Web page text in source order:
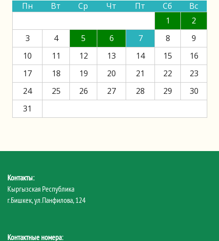
Пн Вт Ср Чт Пт Сб
Вс
1
2
3
4 5 6 7 8
9
10
11 12 13 14 15
16
17
18 19 20 21 22
23
24
25 26 27 28 29
30
31
Контакты:
Кыргызская Республика
г.Бишкек, ул.Панфилова, 124
Контактные номера: